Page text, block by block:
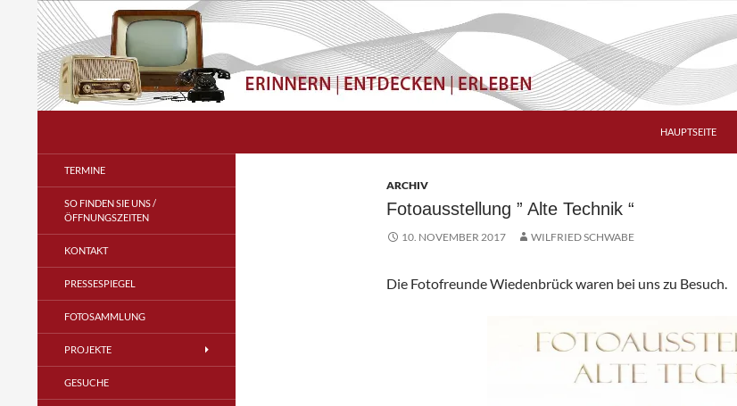
springen
HAUPTSEITE
ARCHIV
Fotoausstellung ” Alte Technik “
10. NOVEMBER 2017 WILFRIED SCHWABE
Die Fotofreunde Wiedenbrück waren bei uns zu Besuch.
TERMINE
SO FINDEN SIE UNS /
ÖFFNUNGSZEITEN
KONTAKT
PRESSESPIEGEL
FOTOSAMMLUNG
PROJEKTE
GESUCHE